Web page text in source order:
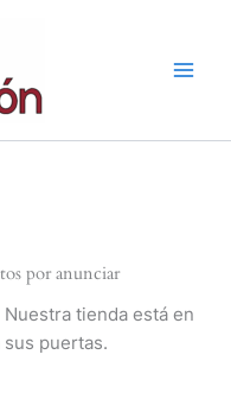
por anunciar
tienda está en
puertas.